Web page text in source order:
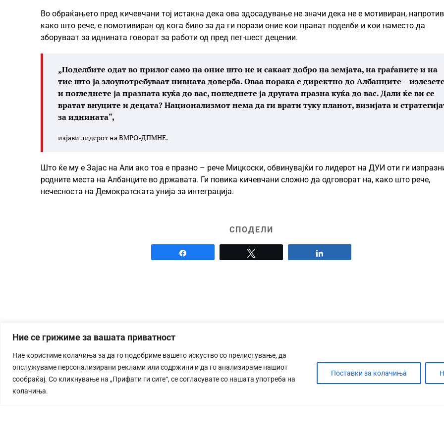
Ние се грижиме за вашата приватност
Ние користиме колачиња за да го подобриме вашето искуство со прелистување, да
опслужуваме персонализирани реклами или содржини и да го анализираме нашиот
сообраќај. Со кликнување на „Прифати ги сите“, се согласувате со нашата употреба на
колачиња.
Поставки за колачиња
Во обраќањето пред кичевчани тој истакна дека ова здосадување не значи дека не е мотивиран,
како што рече, е помотивиран од кога било за да ги порази оние кои прават поделби и кои наместо да
зборуваат за иднината говорат за работи од пред пет-шест децении.
„Поделбите одат во прилог само на оние што не и сакаат добро на земјата, на граѓаните и на
тие што ја злоупотребуваат нивната доверба. Оваа порака е директно до Албанците – излезете
и погледнете ја празната куќа до вас, погледнете ја другата празна куќа до вас. Дали ќе ви се
вратат внуците и децата? Национализмот нема да ги врати туку планот, визијата и
за иднината“,
изјави лидерот на ВМРО-ДПМНЕ.
Што ќе му е Зајас на Али ако тоа е празно – рече Мицкоски, обвинувајќи го лидерот на ДУИ оти ги
родните места на Албанците во државата. Ги повика кичевчани сложно да одговорат на, како што рече,
нечесноста на Демократската унија за интеграција.
СПОДЕЛИ